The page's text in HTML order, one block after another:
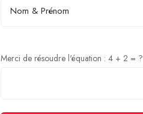
Merci de résoudre l'équation : 4 + 2 = ?